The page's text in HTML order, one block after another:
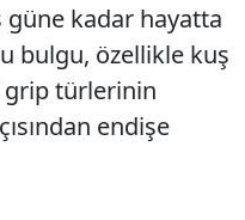
kadar hayatta
bulgu, özellikle kuş
grip türlerinin
endişe